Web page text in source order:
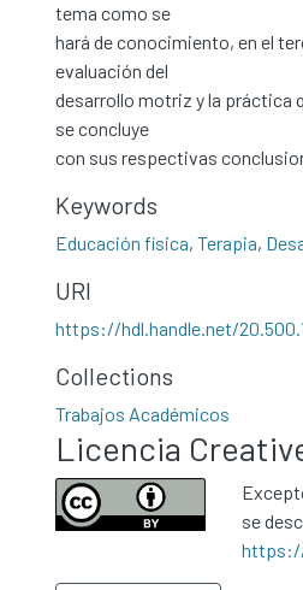
tema como se
hará de conocimiento, en el
evaluación del
desarrollo motriz y la práctica
se concluye
con sus respectivas
Keywords
Educación física, Terapia,
URI
https://hdl.handle.net/
Collections
Trabajos Académicos
Licencia
se